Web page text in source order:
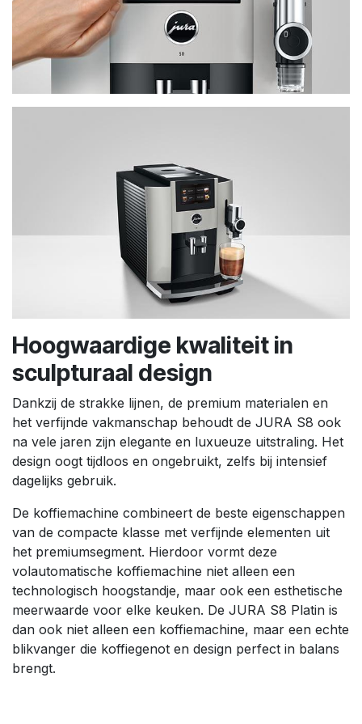
Hoogwaardige kwaliteit in
sculpturaal design
Dankzij de strakke lijnen, de premium materialen en
het verfijnde vakmanschap behoudt de JURA S8 ook
na vele jaren zijn elegante en luxueuze uitstraling. Het
design oogt tijdloos en ongebruikt, zelfs bij intensief
dagelijks gebruik.
De koffiemachine combineert de beste eigenschappen
van de compacte klasse met verfijnde elementen uit
het premiumsegment. Hierdoor vormt deze
volautomatische koffiemachine niet alleen een
technologisch hoogstandje, maar ook een esthetische
meerwaarde voor elke keuken. De JURA S8 Platin is
dan ook niet alleen een koffiemachine, maar een echte
blikvanger die koffiegenot en design perfect in balans
brengt.